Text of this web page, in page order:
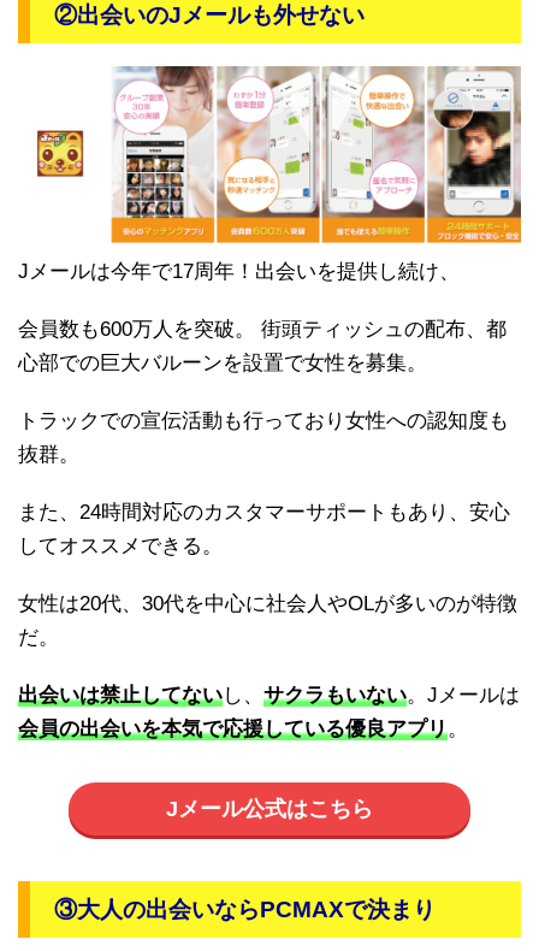
②出会いのJメールも外せない
Jメールは今年で17周年！出会いを提供し続け、
会員数も600万人を突破。 街頭ティッシュの配布、都
心部での巨大バルーンを設置で女性を募集。
トラックでの宣伝活動も行っており女性への認知度も
抜群。
また、24時間対応のカスタマーサポートもあり、安心
してオススメできる。
女性は20代、30代を中心に社会人やOLが多いのが特徴
だ。
出会いは禁止してないし、 サクラもいない。Jメールは
会員の出会いを本気で応援している優良アプリ。
Jメール公式はこちら
③大人の出会いならPCMAXで決まり